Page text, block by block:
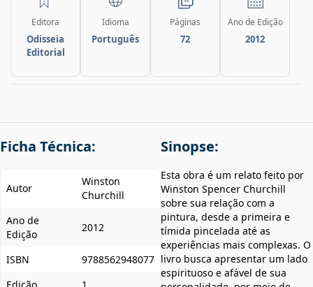
Editora
Odisseia
Editorial
Idioma
Português
Páginas
72
Ano de Edição
2012
Ficha Técnica:
Autor
Winston
Churchill
Ano de
Edição
2012
ISBN
9788562948077
Sinopse:
Esta obra é um relato feito por
Winston Spencer Churchill
sobre sua relação com a
pintura, desde a primeira e
tímida pincelada até as
experiências mais complexas. O
livro busca apresentar um lado
espirituoso e afável de sua